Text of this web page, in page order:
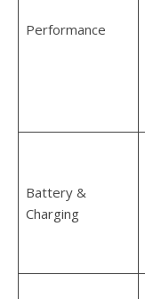
Performance
Battery &
Charging